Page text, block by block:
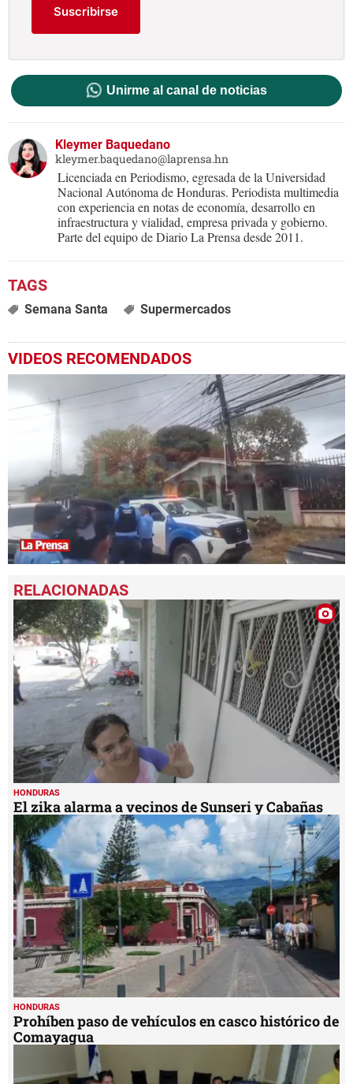
Suscribirse
Unirme al canal de noticias
Kleymer Baquedano
kleymer.baquedano@laprensa.hn
Licenciada en Periodismo, egresada de la Universidad
Nacional Autónoma de Honduras. Periodista multimedia
con experiencia en notas de economía, desarrollo en
infraestructura y vialidad, empresa privada y gobierno.
Parte del equipo de Diario La Prensa desde 2011.
Semana Santa Supermercados
VIDEOS RECOMENDADOS
seconds
of
39
seconds
HONDURAS
El zika alarma a vecinos de Sunseri y Cabañas
HONDURAS
Prohíben paso de vehículos en casco histórico de
Comayagua